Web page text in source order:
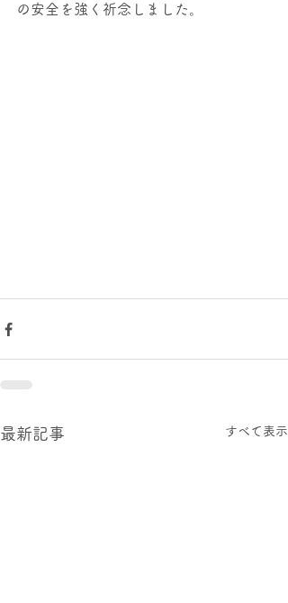
の安全を強く祈念しました。
最新記事 すべて表示